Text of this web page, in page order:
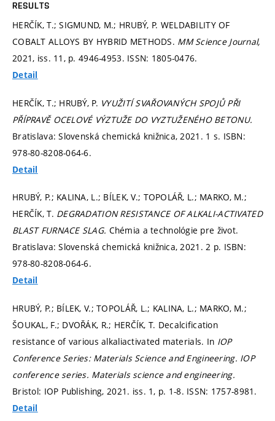
RESULTS
HERČÍK, T.; SIGMUND, M.; HRUBÝ, P. WELDABILITY OF
COBALT ALLOYS BY HYBRID METHODS. MM Science Journal,
2021, iss. 11, p. 4946-4953. ISSN: 1805-0476.
Detail
HERČÍK, T.; HRUBÝ, P. VYUŽITÍ SVAŘOVANÝCH SPOJŮ PŘI
PŘÍPRAVĚ OCELOVÉ VÝZTUŽE DO VYZTUŽENÉHO BETONU.
Bratislava: Slovenská chemická knižnica, 2021. 1 s. ISBN:
978-80-8208-064-6.
Detail
HRUBÝ, P.; KALINA, L.; BÍLEK, V.; TOPOLÁŘ, L.; MARKO, M.;
HERČÍK, T. DEGRADATION RESISTANCE OF ALKALI-ACTIVATED
BLAST FURNACE SLAG. Chémia a technológie pre život.
Bratislava: Slovenská chemická knižnica, 2021. 2 p. ISBN:
978-80-8208-064-6.
Detail
HRUBÝ, P.; BÍLEK, V.; TOPOLÁŘ, L.; KALINA, L.; MARKO, M.;
ŠOUKAL, F.; DVOŘÁK, R.; HERČÍK, T. Decalcification
resistance of various alkaliactivated materials. In IOP
Conference Series: Materials Science and Engineering. IOP
conference series. Materials science and engineering.
Bristol: IOP Publishing, 2021. iss. 1, p. 1-8. ISSN: 1757-8981.
Detail